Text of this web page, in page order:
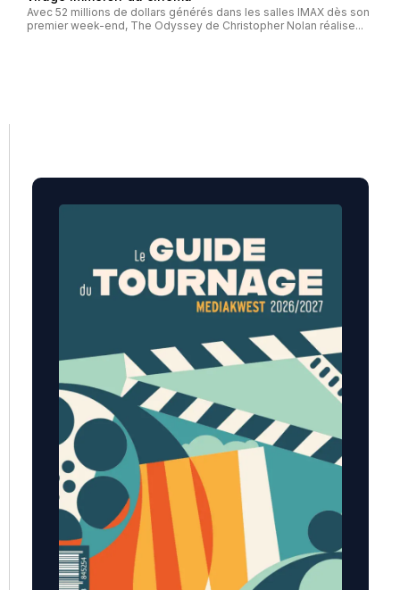
Avec 52 millions de dollars générés dans les salles IMAX dès son
premier week-end, The Odyssey de Christopher Nolan réalise...